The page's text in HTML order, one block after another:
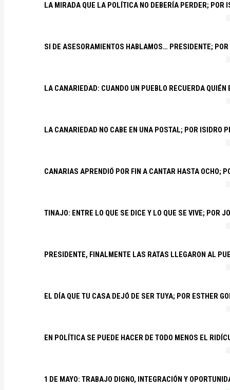
LA MIRADA QUE LA POLÍTICA NO DEBERÍA PERDER; POR
SI DE ASESORAMIENTOS HABLAMOS… PRESIDENTE;
LA CANARIEDAD: CUANDO UN PUEBLO RECUERDA QUIÉN
LA CANARIEDAD NO CABE EN UNA POSTAL; POR ISIDRO
CANARIAS APRENDIÓ POR FIN A CANTAR HASTA OCHO;
TINAJO: ENTRE LO QUE SE DICE Y LO QUE SE VIVE; POR
PRESIDENTE, FINALMENTE LAS RATAS LLEGARON AL
EL DÍA QUE TU CASA DEJÓ DE SER TUYA; POR ESTHER
EN POLÍTICA SE PUEDE HACER DE TODO MENOS EL
1 DE MAYO: TRABAJO DIGNO, INTEGRACIÓN Y